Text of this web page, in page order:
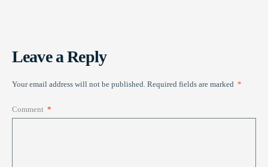
Leave a Reply
Your email address will not be published. Required fields are marked *
Comment *